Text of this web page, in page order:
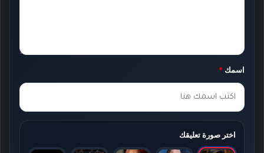
ك
*
اسمك *
اختر صورة تعليقك